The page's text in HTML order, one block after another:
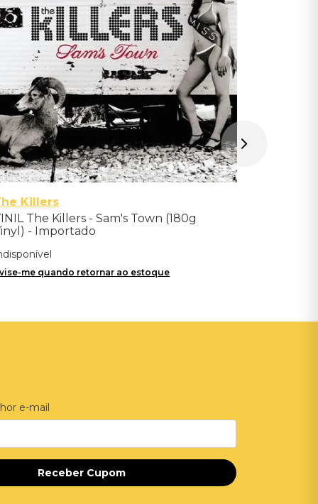
Killers
The Killers - Sam's Town (180g
- Importado
me quando retornar ao estoque
e-mail
Receber Cupom